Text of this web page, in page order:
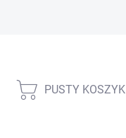
KOSZYK
PUSTY KOSZYK